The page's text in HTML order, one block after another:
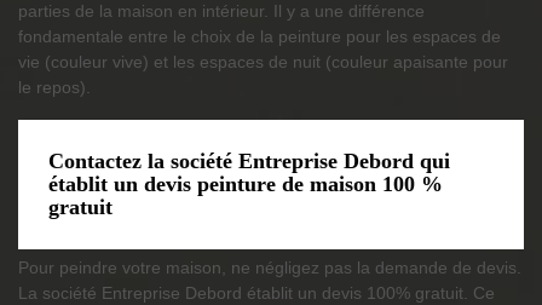
parties de la maison en intérieur. Il y a une différence
fondamentale entre le choix de la peinture pour les espaces de
vie (couleur vive) et les espaces de nuit (couleur apaisante pour
le repos).
Contactez la société Entreprise Debord qui
établit un devis peinture de maison 100 %
gratuit
Pour peindre votre maison, ne négligez pas la demande de devis.
La société Entreprise Debord établit un devis 100% gratuit. Ce